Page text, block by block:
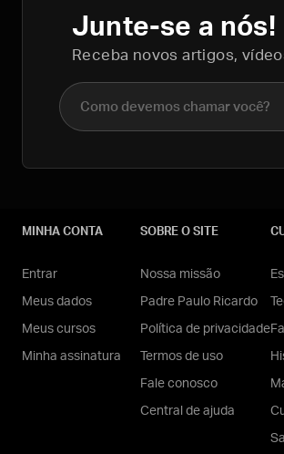
Junte-se a nós!
Receba novos artigos,
Nome completo
MINHA CONTA
Entrar
Meus dados
Meus cursos
Minha assinatura
SOBRE O SITE
Nossa missão
Padre Paulo Ricardo
Política de privacidade
Termos de uso
Fale conosco
Central de ajuda